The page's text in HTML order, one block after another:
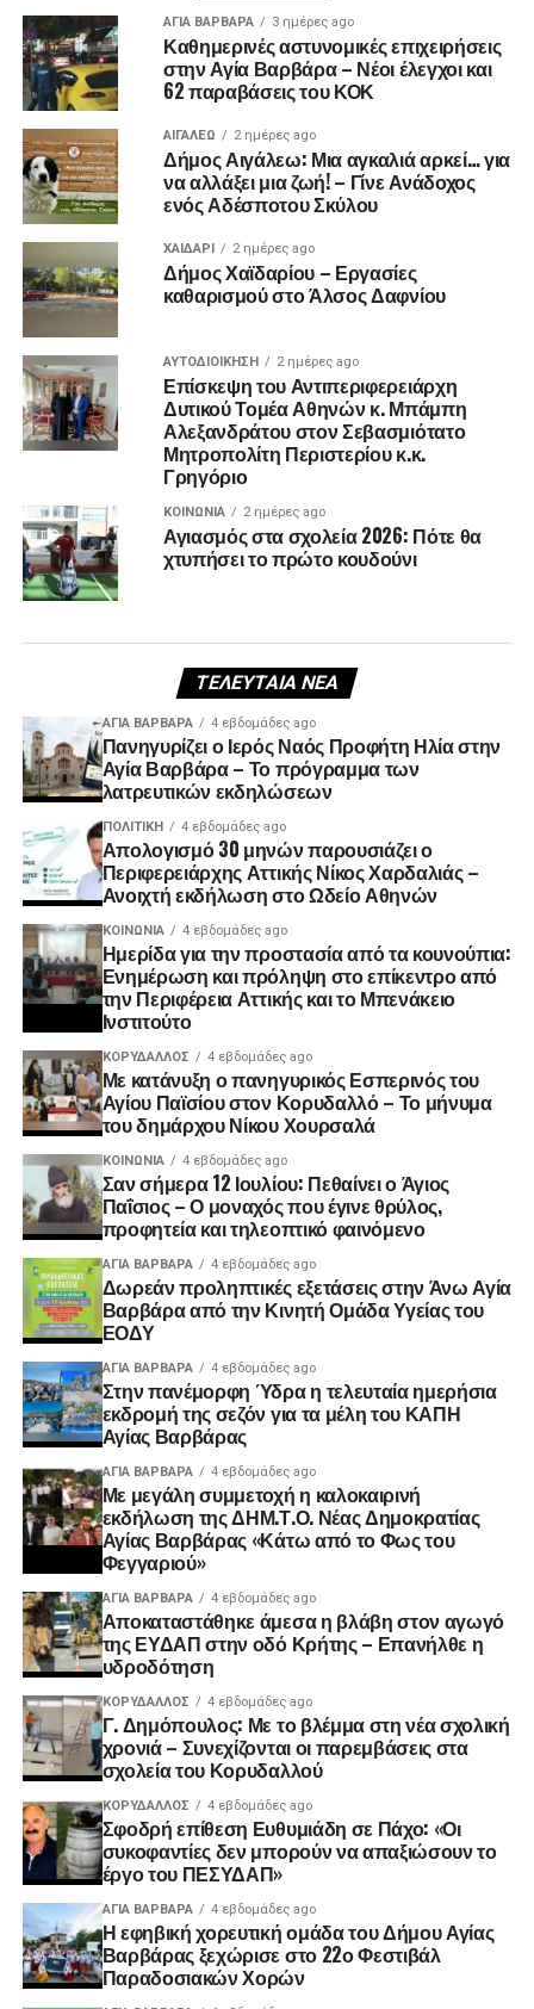
ΑΓΙΑ ΒΑΡΒΑΡΑ 3 ημέρες ago
Καθημερινές αστυνομικές επιχειρήσεις
στην Αγία Βαρβάρα – Νέοι έλεγχοι και
62 παραβάσεις του ΚΟΚ
ΑΙΓΑΛΕΩ 2 ημέρες ago
Δήμος Αιγάλεω: Μια αγκαλιά αρκεί… για
να αλλάξει μια ζωή! – Γίνε Ανάδοχος
ενός Αδέσποτου Σκύλου
ΧΑΪΔΑΡΙ 2 ημέρες ago
Δήμος Χαϊδαρίου – Εργασίες
καθαρισμού στο Άλσος Δαφνίου
ΑΥΤΟΔΙΟΊΚΗΣΗ 2 ημέρες ago
Επίσκεψη του Αντιπεριφερειάρχη
Δυτικού Τομέα Αθηνών κ. Μπάμπη
Αλεξανδράτου στον Σεβασμιότατο
Μητροπολίτη Περιστερίου κ.κ.
Γρηγόριο
ΚΟΙΝΩΝΊΑ 2 ημέρες ago
Αγιασμός στα σχολεία 2026: Πότε θα
χτυπήσει το πρώτο κουδούνι
ΤΕΛΕΥΤΑΊΑ ΝΈΑ
ΑΓΙΑ ΒΑΡΒΑΡΑ 4 εβδομάδες ago
Πανηγυρίζει ο Ιερός Ναός Προφήτη Ηλία στην
Αγία Βαρβάρα – Το πρόγραμμα των
λατρευτικών εκδηλώσεων
ΠΟΛΙΤΙΚΉ 4 εβδομάδες ago
Απολογισμό 30 μηνών παρουσιάζει ο
Περιφερειάρχης Αττικής Νίκος Χαρδαλιάς –
Ανοιχτή εκδήλωση στο Ωδείο Αθηνών
ΚΟΙΝΩΝΊΑ 4 εβδομάδες ago
Ημερίδα για την προστασία από τα κουνούπια:
Ενημέρωση και πρόληψη στο επίκεντρο από
την Περιφέρεια Αττικής και το Μπενάκειο
Ινστιτούτο
ΚΟΡΥΔΑΛΛΟΣ 4 εβδομάδες ago
Με κατάνυξη ο πανηγυρικός Εσπερινός του
Αγίου Παϊσίου στον Κορυδαλλό – Το μήνυμα
του δημάρχου Νίκου Χουρσαλά
ΚΟΙΝΩΝΊΑ 4 εβδομάδες ago
Σαν σήμερα 12 Ιουλίου: Πεθαίνει ο Άγιος
Παΐσιος – Ο μοναχός που έγινε θρύλος,
προφητεία και τηλεοπτικό φαινόμενο
ΑΓΙΑ ΒΑΡΒΑΡΑ 4 εβδομάδες ago
Δωρεάν προληπτικές εξετάσεις στην Άνω Αγία
Βαρβάρα από την Κινητή Ομάδα Υγείας του
ΕΟΔΥ
ΑΓΙΑ ΒΑΡΒΑΡΑ 4 εβδομάδες ago
Στην πανέμορφη Ύδρα η τελευταία ημερήσια
εκδρομή της σεζόν για τα μέλη του ΚΑΠΗ
Αγίας Βαρβάρας
ΑΓΙΑ ΒΑΡΒΑΡΑ 4 εβδομάδες ago
Με μεγάλη συμμετοχή η καλοκαιρινή
εκδήλωση της ΔΗΜ.Τ.Ο. Νέας Δημοκρατίας
Αγίας Βαρβάρας «Κάτω από το Φως του
Φεγγαριού»
ΑΓΙΑ ΒΑΡΒΑΡΑ 4 εβδομάδες ago
Αποκαταστάθηκε άμεσα η βλάβη στον αγωγό
της ΕΥΔΑΠ στην οδό Κρήτης – Επανήλθε η
υδροδότηση
ΚΟΡΥΔΑΛΛΟΣ 4 εβδομάδες ago
Γ. Δημόπουλος: Με το βλέμμα στη νέα σχολική
χρονιά – Συνεχίζονται οι παρεμβάσεις στα
σχολεία του Κορυδαλλού
ΚΟΡΥΔΑΛΛΟΣ 4 εβδομάδες ago
Σφοδρή επίθεση Ευθυμιάδη σε Πάχο: «Οι
συκοφαντίες δεν μπορούν να απαξιώσουν το
έργο του ΠΕΣΥΔΑΠ»
ΑΓΙΑ ΒΑΡΒΑΡΑ 4 εβδομάδες ago
Η εφηβική χορευτική ομάδα του Δήμου Αγίας
Βαρβάρας ξεχώρισε στο 22ο Φεστιβάλ
Παραδοσιακών Χορών